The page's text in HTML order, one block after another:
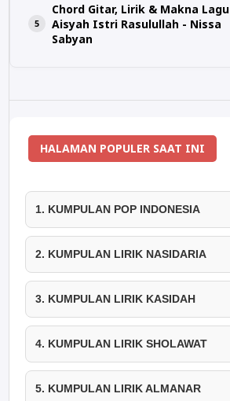
Chord Gitar, Lirik & Makna Lagu
Aisyah Istri Rasulullah - Nissa
Sabyan
HALAMAN POPULER SAAT INI
1. KUMPULAN POP INDONESIA
2. KUMPULAN LIRIK NASIDARIA
3. KUMPULAN LIRIK KASIDAH
4. KUMPULAN LIRIK SHOLAWAT
5. KUMPULAN LIRIK ALMANAR